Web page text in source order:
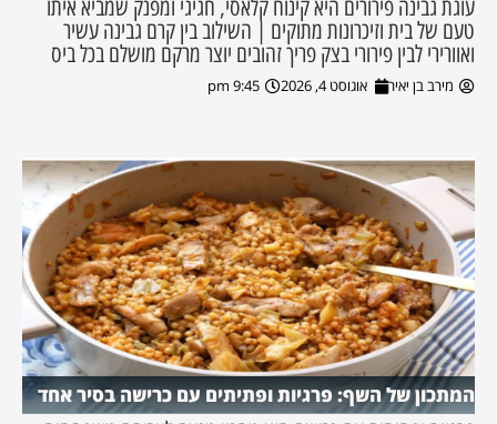
עוגת גבינה פירורים היא קינוח קלאסי, חגיגי ומפנק שמביא איתו
טעם של בית וזיכרונות מתוקים | השילוב בין קרם גבינה עשיר
ואוורירי לבין פירורי בצק פריך זהובים יוצר מרקם מושלם בכל ביס
מירב בן יאיר אוגוסט 4, 2026 9:45 pm
המתכון של השף: פרגיות ופתיתים עם כרישה בסיר אחד